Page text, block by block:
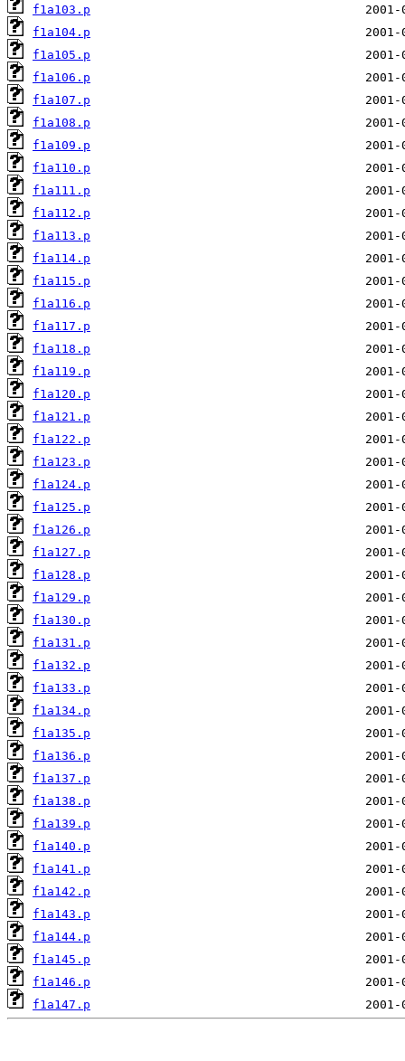
f1a103.p
f1a104.p
f1a105.p
f1a106.p
f1a107.p
f1a108.p
f1a109.p
f1a110.p
f1a111.p
f1a112.p
f1a113.p
f1a114.p
f1a115.p
f1a116.p
f1a117.p
f1a118.p
f1a119.p
f1a120.p
f1a121.p
f1a122.p
f1a123.p
f1a124.p
f1a125.p
f1a126.p
f1a127.p
f1a128.p
f1a129.p
f1a130.p
f1a131.p
f1a132.p
f1a133.p
f1a134.p
f1a135.p
f1a136.p
f1a137.p
f1a138.p
f1a139.p
f1a140.p
f1a141.p
f1a142.p
f1a143.p
f1a144.p
f1a145.p
f1a146.p
f1a147.p